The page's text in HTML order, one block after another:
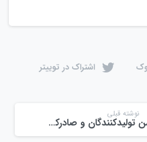
اشتراک در توییتر
نوشته قبلی
انتخابات انجمن تولیدکنندگان و صادرکنندگان محصولات کشاورزی استان گیلان